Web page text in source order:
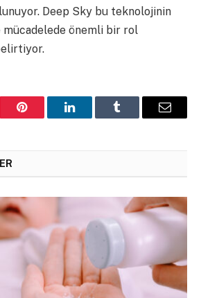
Deep Sky bu teknolojinin
önemli bir rol
Pinterest LinkedInTumblr Email